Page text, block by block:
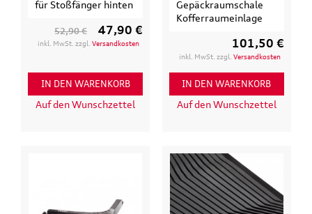
für Stoßfänger hinten
52,90 € 47,90 €
inkl. MwSt. zzgl.Versandkosten
IN DEN WARENKORB
Auf den Wunschzettel
Gepäckraumschale
Kofferraumeinlage
101,50 €
inkl. MwSt. zzgl. Versandkosten
IN DEN WARENKORB
Auf den Wunschzettel